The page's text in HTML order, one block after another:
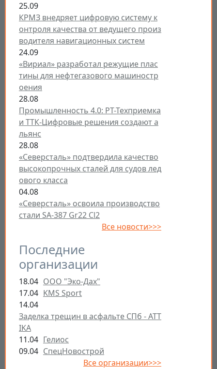
25.09
КРМЗ внедряет цифровую систему к
онтроля качества от ведущего произ
водителя навигационных систем
24.09
«Вириал» разработал режущие плас
тины для нефтегазового машиностр
оения
28.08
Промышленность 4.0: РТ-Техприемка
и ТТК-Цифровые решения создают а
льянс
28.08
«Северсталь» подтвердила качество
высокопрочных сталей для судов лед
ового класса
04.08
«Северсталь» освоила производство
стали SA-387 Gr22 Cl2
Все новости>>>
Последние
организации
18.04 ООО "Эко-Дах"
17.04 KMS Sport
14.04
Заделка трещин в асфальте СПб - ATT
IKA
11.04 Гелиос
09.04 СпецНовострой
Все организации>>>